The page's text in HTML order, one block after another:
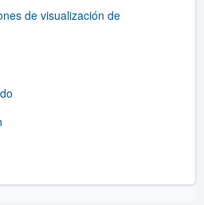
de visualización de